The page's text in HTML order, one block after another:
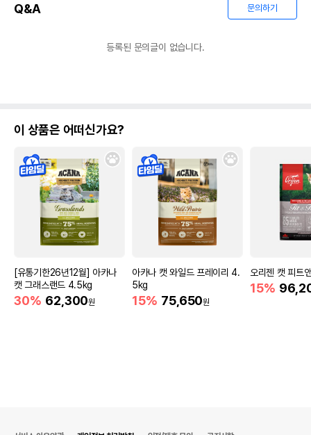
Q&A 문의하기
등록된 문의글이 없습니다.
이 상품은 어떠신가요?
[유통기한26년12월] 아카나
캣 그래스랜드 4.5kg
30% 62,300원
아카나 캣 와일드 프레이리 4.
5kg
15% 75,650원
오리젠 캣 피트
15%